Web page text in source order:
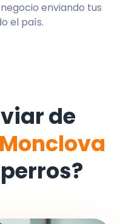
enviando tus
el país.
de
Monclova